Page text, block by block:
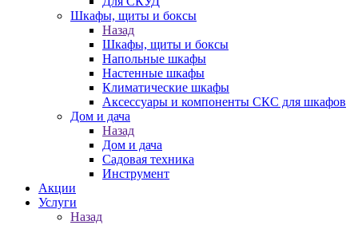
Шкафы, щиты и боксы
Назад
Шкафы, щиты и боксы
Напольные шкафы
Настенные шкафы
Климатические шкафы
Аксессуары и компоненты СКС для шкафов
Дом и дача
Назад
Дом и дача
Садовая техника
Инструмент
Акции
Услуги
Назад